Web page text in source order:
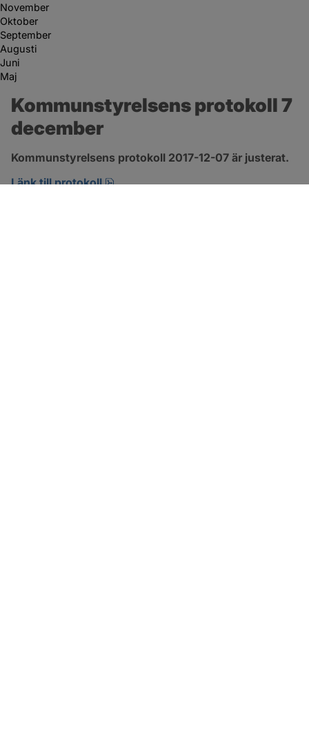
November
Oktober
September
Augusti
Juni
Maj
Kommunstyrelsens protokoll 7
december
Kommunstyrelsens protokoll 2017-12-07 är justerat.
Länk till protokoll
pdf, 123.1 kB, öppnas i nytt fönster.